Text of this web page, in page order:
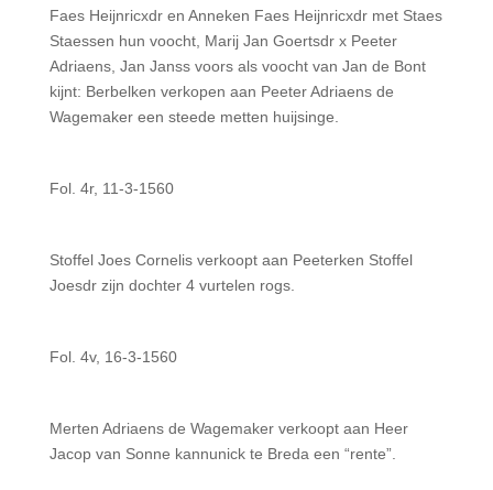
Faes Heijnricxdr en Anneken Faes Heijnricxdr met Staes
Staessen hun voocht, Marij Jan Goertsdr x Peeter
Adriaens, Jan Janss voors als voocht van Jan de Bont
kijnt: Berbelken verkopen aan Peeter Adriaens de
Wagemaker een steede metten huijsinge.
Fol. 4r, 11-3-1560
Stoffel Joes Cornelis verkoopt aan Peeterken Stoffel
Joesdr zijn dochter 4 vurtelen rogs.
Fol. 4v, 16-3-1560
Merten Adriaens de Wagemaker verkoopt aan Heer
Jacop van Sonne kannunick te Breda een “rente”.